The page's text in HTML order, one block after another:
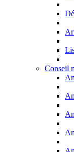
Conseil